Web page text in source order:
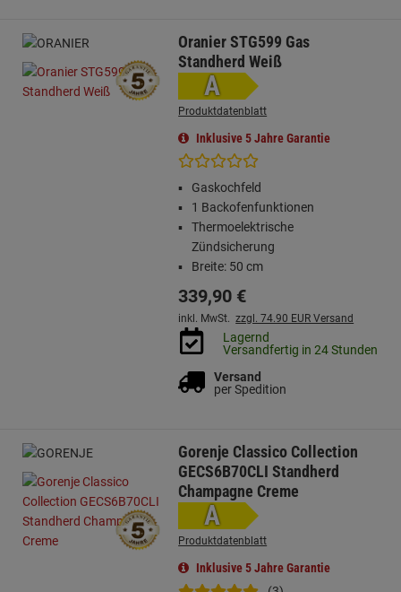
Oranier STG599 Gas
Standherd Weiß
A
Produktdatenblatt
Inklusive 5 Jahre Garantie
Gaskochfeld
1 Backofenfunktionen
Thermoelektrische
Zündsicherung
Breite: 50 cm
339,90 €
inkl. MwSt. zzgl. 74.90 EUR Versand
Lagernd
Versandfertig in 24 Stunden
Versand
per Spedition
Gorenje Classico Collection
GECS6B70CLI Standherd
Champagne Creme
A
Produktdatenblatt
Inklusive 5 Jahre Garantie